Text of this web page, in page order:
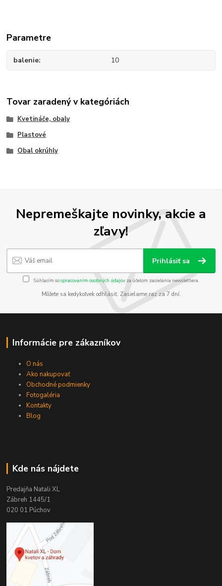
Parametre
balenie 10
Tovar zaradený v kategóriách
Kvetináče, obaly
Plastové
Obal okrúhly
Nepremeškajte novinky, akcie a
zľavy!
Prihlásiť sa
Súhlasím sospracovaním osobných údajov za účelom zasielania newslettera.
Môžete sa kedykoľvek odhlásiť. Zasielame raz za 7 dní.
Informácie pre zákazníkov
O nás
Ako nakupovať
Obchodné podmienky
Fotogaléria
Kontakty
Blog
Kde nás nájdete
Predajňa Natali XL
Zábreh 1445/1
020 01 Púchov